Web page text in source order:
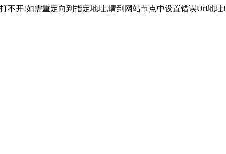
不开!如需重定向到指定地址,请到网站节点中设置错误Url地址!